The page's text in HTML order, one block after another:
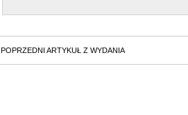
POPRZEDNI ARTYKUŁ Z WYDANIA